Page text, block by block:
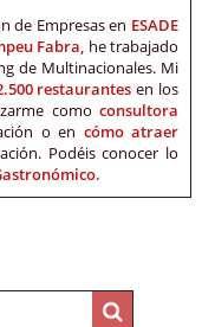
de Empresas en ESADE
Fabra, he trabajado
de Multinacionales. Mi
restaurantes en los
como consultora
o en cómo atraer
Podéis conocer lo